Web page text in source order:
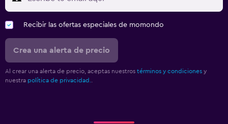
Recibir las ofertas especiales de momondo
Crea una alerta de precio
Al crear una alerta de precio, aceptas nuestros términos y condiciones y
nuestra política de privacidad.